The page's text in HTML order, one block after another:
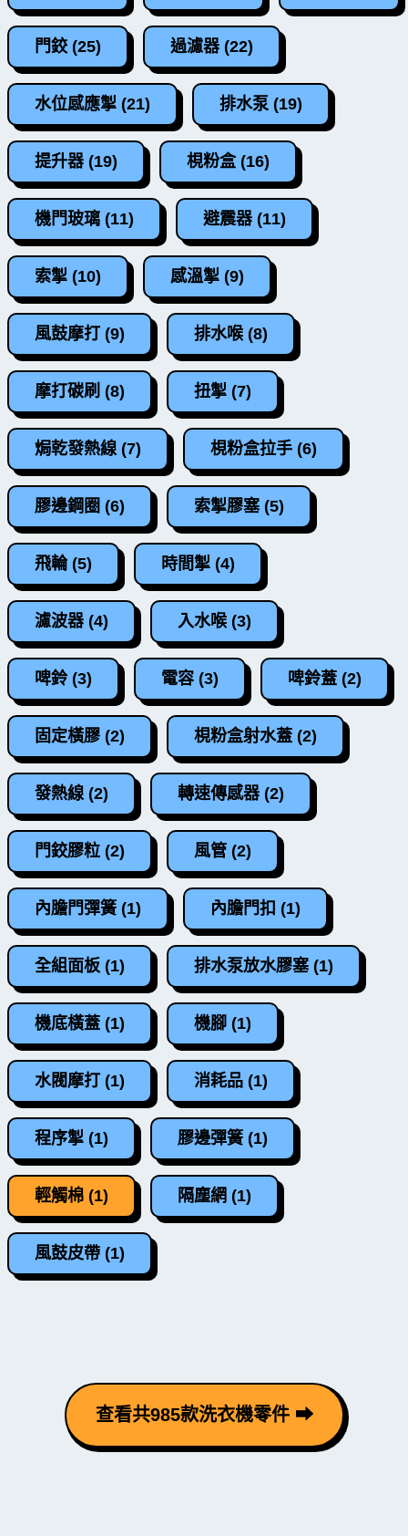
門鉸 (25) 過濾器 (22)
水位感應掣 (21) 排水泵 (19)
提升器 (19) 梘粉盒 (16)
機門玻璃 (11) 避震器 (11)
索掣 (10) 感溫掣 (9)
風鼓摩打 (9) 排水喉 (8)
摩打碳刷 (8) 扭掣 (7)
焗乾發熱線 (7) 梘粉盒拉手 (6)
膠邊鋼圈 (6) 索掣膠塞 (5)
飛輪 (5) 時間掣 (4)
濾波器 (4) 入水喉 (3)
啤鈴 (3) 電容 (3) 啤鈴蓋 (2)
固定橫膠 (2) 梘粉盒射水蓋 (2)
發熱線 (2) 轉速傳感器 (2)
門鉸膠粒 (2) 風管 (2)
內膽門彈簧 (1) 內膽門扣 (1)
全組面板 (1) 排水泵放水膠塞 (1)
機底橫蓋 (1) 機腳 (1)
水閥摩打 (1) 消耗品 (1)
程序掣 (1) 膠邊彈簧 (1)
輕觸棉 (1) 隔塵網 (1)
風鼓皮帶 (1)
查看共985款洗衣機零件 ⮕